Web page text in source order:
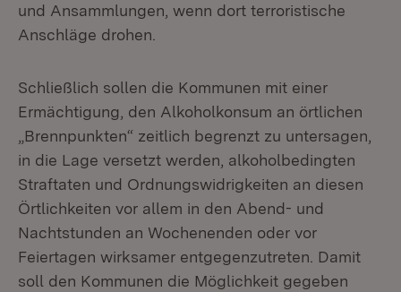
und Ansammlungen, wenn dort terroristische
Anschläge drohen.
Schließlich sollen die Kommunen mit einer
Ermächtigung, den Alkoholkonsum an örtlichen
„Brennpunkten“ zeitlich begrenzt zu untersagen,
in die Lage versetzt werden, alkoholbedingten
Straftaten und Ordnungswidrigkeiten an diesen
Örtlichkeiten vor allem in den Abend- und
Nachtstunden an Wochenenden oder vor
Feiertagen wirksamer entgegenzutreten. Damit
soll den Kommunen die Möglichkeit gegeben